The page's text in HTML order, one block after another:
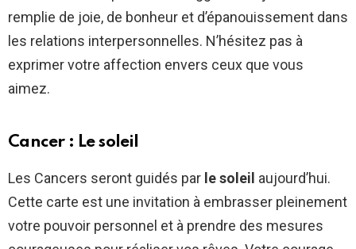
remplie de joie, de bonheur et d’épanouissement dans
les relations interpersonnelles. N’hésitez pas à
exprimer votre affection envers ceux que vous
aimez.
Cancer : Le soleil
Les Cancers seront guidés par le soleil aujourd’hui.
Cette carte est une invitation à embrasser pleinement
votre pouvoir personnel et à prendre des mesures